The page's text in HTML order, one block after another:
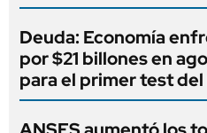
Deuda: Economía
por $21 billones en
para el primer test del